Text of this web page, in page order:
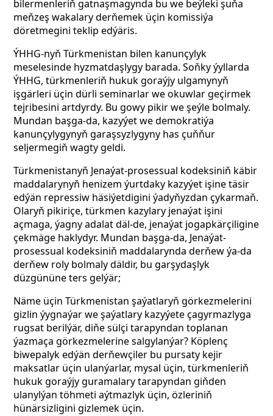
bilermenleriň gatnaşmagynda bu we beýleki şuňa
meňzeş wakalary derňemek üçin komissiýa
döretmegini teklip edýäris.
ÝHHG-nyň Türkmenistan bilen kanunçylyk
meselesinde hyzmatdaşlygy barada. Soňky ýyllarda
ÝHHG, türkmenleriň hukuk goraýjy ulgamynyň
işgärleri üçin dürli seminarlar we okuwlar geçirmek
tejribesini artdyrdy. Bu gowy pikir we şeýle bolmaly.
Mundan başga-da, kazyýet we demokratiýa
kanunçylygynyň garaşsyzlygyny has çuňňur
seljermegiň wagty geldi.
Türkmenistanyň Jenaýat-prosessual kodeksiniň käbir
maddalarynyň henizem ýurtdaky kazyýet işine täsir
edýän repressiw häsiýetdigini ýadyňyzdan çykarmaň.
Olaryň pikiriçe, türkmen kazylary jenaýat işini
açmaga, ýagny adalat däl-de, jenaýat jogapkärçiligine
çekmäge haklydyr. Mundan başga-da, Jenaýat-
prosessual kodeksiniň maddalarynda derňew ýa-da
derňew roly bolmaly däldir, bu garşydaşlyk
düzgününe ters gelýär;
Näme üçin Türkmenistan şaýatlaryň görkezmelerini
gizlin ýygnaýar we şaýatlary kazyýete çagyrmazlyga
rugsat berilýär, diňe sülçi tarapyndan toplanan
ýazmaça görkezmelerine salgylanýar? Köplenç
biwepalyk edýän derňewçiler bu pursaty kejir
maksatlar üçin ulanýarlar, mysal üçin, türkmenleriň
hukuk goraýjy guramalary tarapyndan giňden
ulanylýan töhmeti aýtmazlyk üçin, özleriniň
hünärsizligini gizlemek üçin.